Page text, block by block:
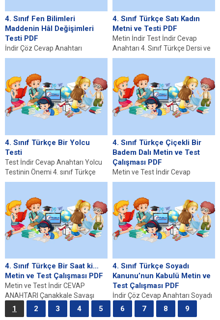
4. Sınıf Fen Bilimleri
Maddenin Hâl Değişimleri
Testi PDF
İndir Çöz Cevap Anahtarı
Maddenin Hâlleri ve Nitelikleri
bileşenidir ve üç...
4. Sınıf Türkçe Satı Kadın
Metni ve Testi PDF
Metin İndir Test İndir Cevap
Anahtarı 4. Sınıf Türkçe Dersi ve
Önemi 4. sınıf Türkçe...
4. Sınıf Türkçe Bir Yolcu
Testi
Test İndir Cevap Anahtarı Yolcu
Testinin Önemi 4. sınıf Türkçe
yolcu testi, öğrencilerin dil
4. Sınıf Türkçe Çiçekli Bir
Badem Dalı Metin ve Test
Çalışması PDF
Metin ve Test İndir Cevap
Anahtarı Atatürk’ün Doğa Sevgisi
milletinin kurucusu...
4. Sınıf Türkçe Bir Saat ki…
Metin ve Test Çalışması PDF
Metin ve Test İndir CEVAP
ANAHTARI Çanakkale Savaşı
Nedir? Çanakkale Savaşı, 1915 ile
1916 yılları...
4. Sınıf Türkçe Soyadı
Kanunu’nun Kabulü Metin ve
Test Çalışması PDF
İndir Çöz Cevap Anahtarı Soyadı
Kanunu Nedir? Soyadı Kanunu,
21 Haziran 1934 tarihinde
1 2 3 4 5 6 7 8 9